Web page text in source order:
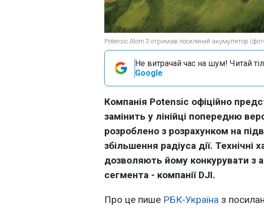
Potensic Atom 3 отримав посилений акумулятор
Не витрачай час на шум! Читай
Google
Компанія Potensic офіційно
замінить у лінійці попередню
розроблено з розрахунком на
збільшення радіуса дії.
дозволяють йому конкурувати з
сегмента - компанії DJI.
Про це пише РБК-Україна з